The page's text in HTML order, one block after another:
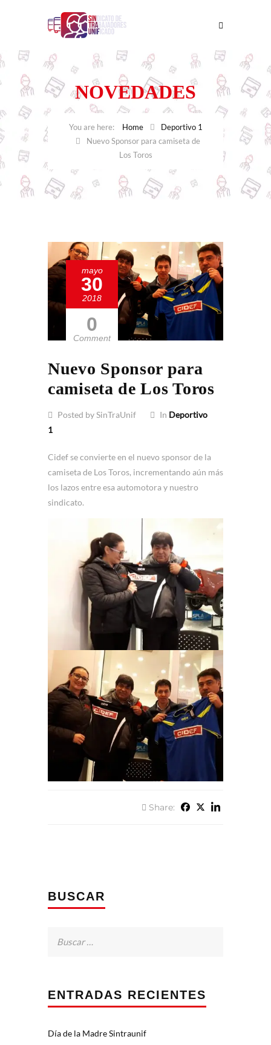
NOVEDADES
Home
Deportivo 1
Nuevo Sponsor para camiseta de
Los Toros
mayo
30
2018
0
Comment
Nuevo Sponsor para
camiseta de Los Toros
Posted by SinTraUnif In Deportivo
1
Cidef se convierte en el nuevo sponsor de la
camiseta de Los Toros, incrementando aún más
los lazos entre esa automotora y nuestro
sindicato.
Share:
BUSCAR
ENTRADAS RECIENTES
Día de la Madre Sintraunif